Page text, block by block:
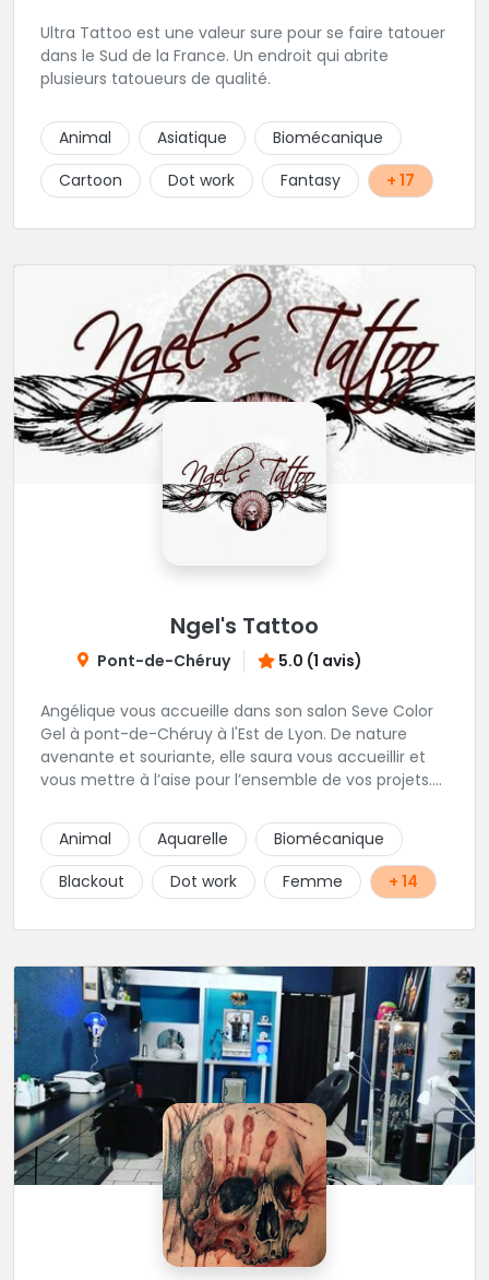
Ultra Tattoo est une valeur sure pour se faire tatouer
dans le Sud de la France. Un endroit qui abrite
plusieurs tatoueurs de qualité.
Animal Asiatique
Biomécanique
Cartoon
Dot work Fantasy + 17
Ngel's Tattoo
Pont-de-Chéruy 5.0 (1 avis)
Angélique vous accueille dans son salon Seve Color
Gel à pont-de-Chéruy à l'Est de Lyon. De nature
avenante et souriante, elle saura vous accueillir et
vous mettre à l’aise pour l’ensemble de vos projets.
tatouages allant des calligraphies, motifs floraux au
réalisme.
Animal Aquarelle
Biomécanique
Blackout
Dot work Femme + 14